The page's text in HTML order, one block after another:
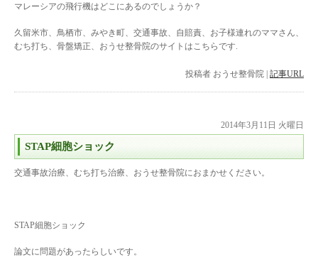
マレーシアの飛行機はどこにあるのでしょうか？
久留米市、鳥栖市、みやき町、交通事故、自賠責、お子様連れのママさん、
むち打ち、骨盤矯正、おうせ整骨院のサイトはこちらです.
投稿者 おうせ整骨院 | 記事URL
2014年3月11日 火曜日
STAP細胞ショック
交通事故治療、むち打ち治療、おうせ整骨院におまかせください。
STAP細胞ショック
論文に問題があったらしいです。